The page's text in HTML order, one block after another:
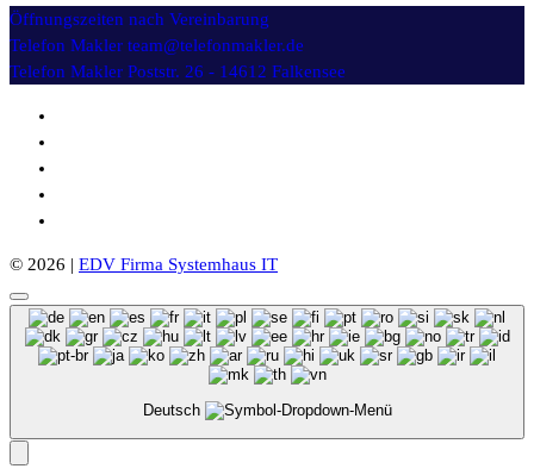
Öffnungszeiten nach Vereinbarung
Telefon Makler team@telefonmakler.de
Telefon Makler Poststr. 26 - 14612 Falkensee
© 2026 | EDV Firma Systemhaus IT
Deutsch